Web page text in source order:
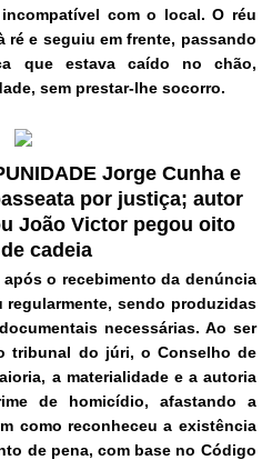
com o local. O réu
ré e seguiu em frente, passando
que estava caído no chão,
sem prestar-lhe socorro.
Jorge Cunha e
por justiça; autor
João Victor pegou oito
cadeia
o recebimento da denúncia
sendo produzidas
necessárias. Ao ser
tribunal do júri, o Conselho de
a materialidade e a autoria
de homicídio, afastando a
como reconheceu a existência
de pena, com base no Código